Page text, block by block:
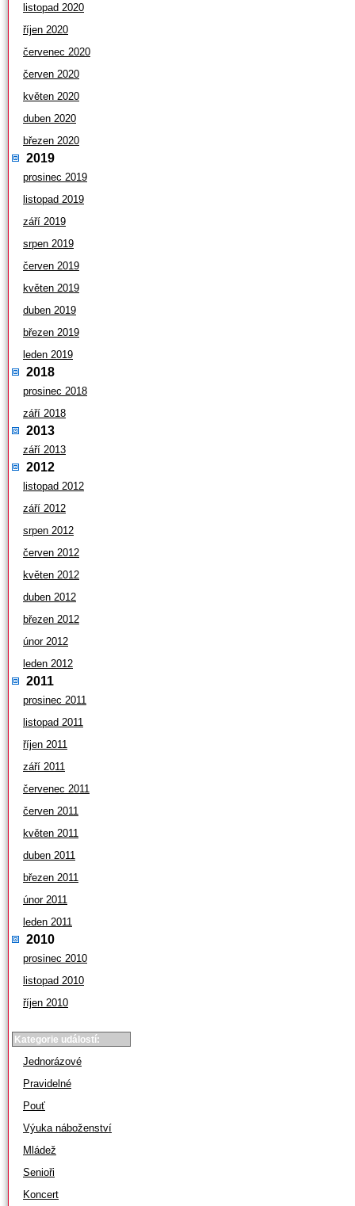
listopad 2020
říjen 2020
červenec 2020
červen 2020
květen 2020
duben 2020
březen 2020
2019
prosinec 2019
listopad 2019
září 2019
srpen 2019
červen 2019
květen 2019
duben 2019
březen 2019
leden 2019
2018
prosinec 2018
září 2018
2013
září 2013
2012
listopad 2012
září 2012
srpen 2012
červen 2012
květen 2012
duben 2012
březen 2012
únor 2012
leden 2012
2011
prosinec 2011
listopad 2011
říjen 2011
září 2011
červenec 2011
červen 2011
květen 2011
duben 2011
březen 2011
únor 2011
leden 2011
2010
prosinec 2010
listopad 2010
říjen 2010
Kategorie událostí:
Jednorázové
Pravidelné
Pouť
Výuka náboženství
Mládež
Senioři
Koncert